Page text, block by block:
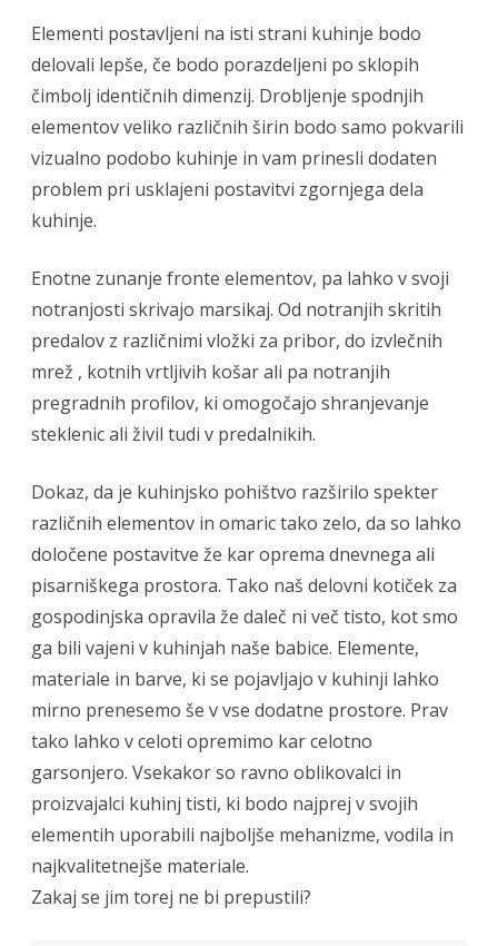
Elementi postavljeni na isti strani kuhinje bodo
delovali lepše, če bodo porazdeljeni po sklopih
čimbolj identičnih dimenzij. Drobljenje spodnjih
elementov veliko različnih širin bodo samo pokvarili
vizualno podobo kuhinje in vam prinesli dodaten
problem pri usklajeni postavitvi zgornjega dela
kuhinje.
Enotne zunanje fronte elementov, pa lahko v svoji
notranjosti skrivajo marsikaj. Od notranjih skritih
predalov z različnimi vložki za pribor, do izvlečnih
mrež , kotnih vrtljivih košar ali pa notranjih
pregradnih profilov, ki omogočajo shranjevanje
steklenic ali živil tudi v predalnikih.
Dokaz, da je kuhinjsko pohištvo razširilo spekter
različnih elementov in omaric tako zelo, da so lahko
določene postavitve že kar oprema dnevnega ali
pisarniškega prostora. Tako naš delovni kotiček za
gospodinjska opravila že daleč ni več tisto, kot smo
ga bili vajeni v kuhinjah naše babice. Elemente,
materiale in barve, ki se pojavljajo v kuhinji lahko
mirno prenesemo še v vse dodatne prostore. Prav
tako lahko v celoti opremimo kar celotno
garsonjero. Vsekakor so ravno oblikovalci in
proizvajalci kuhinj tisti, ki bodo najprej v svojih
elementih uporabili najboljše mehanizme, vodila in
najkvalitetnejše materiale.
Zakaj se jim torej ne bi prepustili?